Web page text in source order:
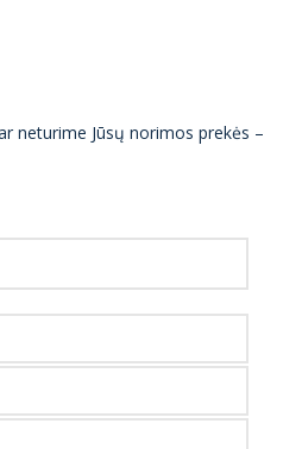
neturime Jūsų norimos prekės –